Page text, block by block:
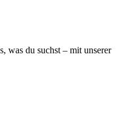
was du suchst – mit unserer